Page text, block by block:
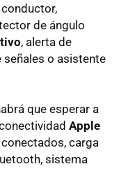
de ángulo
, alerta de
o asistente
que esperar a
Apple
carga
sistema